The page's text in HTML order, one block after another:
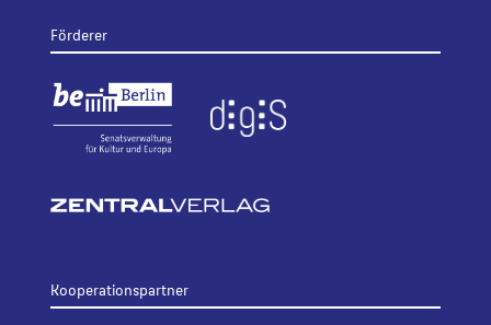
Förderer
Kooperationspartner